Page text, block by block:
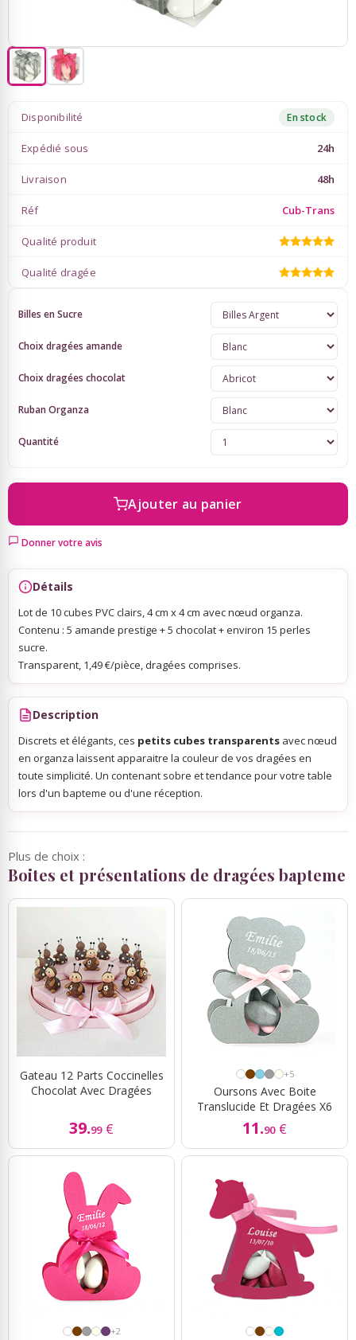
Gâteaux bonbons, bouquets
Boîtes de chocolats
Etiquettes Personnalisées
Ambiance Thème Vintage
Ambiance Thème Mer
Baby Shower
Feux d'artifices
Rubans Tulle Organdi
Disponibilité En stock
Expédié sous 24h
Livraison 48h
Réf Cub-Trans
Qualité produit
Qualité dragée
Billes en Sucre
Choix dragées amande
Choix dragées chocolat
Ruban Organza
Quantité
Ajouter au panier
Donner votre avis
Détails
Lot de 10 cubes PVC clairs, 4 cm x 4 cm avec nœud organza.
Contenu : 5 amande prestige + 5 chocolat + environ 15 perles
sucre.
Transparent, 1,49 €/pièce, dragées comprises.
Description
Discrets et élégants, ces petits cubes transparents avec nœud
en organza laissent apparaitre la couleur de vos dragées en
toute simplicité. Un contenant sobre et tendance pour votre table
lors d'un bapteme ou d'une réception.
Plus de choix :
Boites et présentations de dragées bapteme
Gateau 12 Parts Coccinelles
Chocolat Avec Dragées
39.99 €
+5
Oursons Avec Boite
Translucide Et Dragées X6
11.90 €
+2